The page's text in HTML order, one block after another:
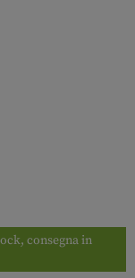
consegna in